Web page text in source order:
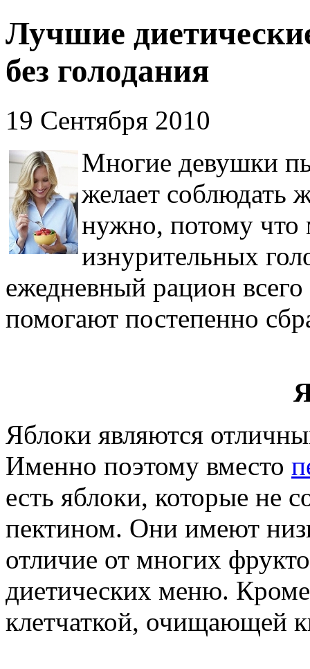
Лучшие
без голодания
19 Сентября 2010
Многие девушки
желает соблюдать
нужно, потому что
изнурительных
ежедневный рацион
помогают постепенно
Яблоки являются
Именно поэтому вместо
есть яблоки, которые не
пектином. Они имеют
отличие от многих
диетических меню.
клетчаткой, очищающей